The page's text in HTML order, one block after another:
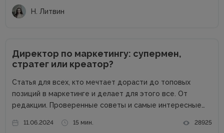
клиентов...
Н. Литвин
Директор по маркетингу: супермен,
стратег или креатор?
Статья для всех, кто мечтает дорасти до топовых
позиций в маркетинге и делает для этого все. От
редакции. Проверенные советы и самые интересные
на наш телеграм-канал и получайте каждую неделю
11.06.2024 15 мин. 28925